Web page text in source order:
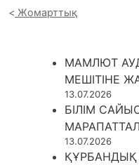
Жомарттық
МАМЛЮТ
МЕШІТІНЕ
13.07.2026
БІЛІМ
13.07.2026
ҚҰРБАНДЫҚ